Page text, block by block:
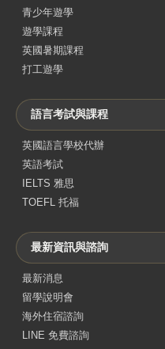
青少年遊學
遊學課程
英國暑期課程
打工遊學
語言考試與課程
英國語言學校代辦
英語考試
IELTS 雅思
TOEFL 托福
最新資訊與諮詢
最新消息
留學說明會
海外住宿諮詢
LINE 免費諮詢